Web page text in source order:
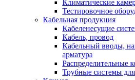
Климатические
Тестировочное
Кабельная продукция
Кабеленесущие
Кабель, провод
Кабельный вводы,
арматура
Распределительные
Трубные системы